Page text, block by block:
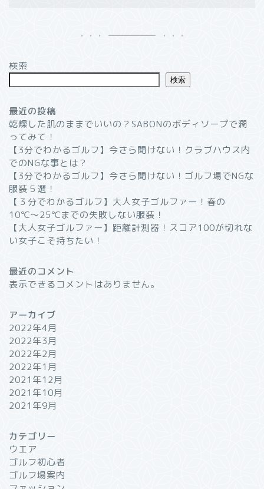
検索
検索
最近の投稿
乾燥した肌のままでいいの？SABONのボディソープで潤
ってみて！
【3分でわかるゴルフ】今さら聞けない！クラブハウス内
でのNGな事とは？
【3分でわかるゴルフ】今さら聞けない！ゴルフ場でNGな
服装５選！
【３分でわかるゴルフ】大人女子ゴルファー！春の
10℃〜25℃までの失敗しない服装！
【大人女子ゴルファー】距離計測器！スコア100が切れな
い女子こそ持ちたい！
最近のコメント
表示できるコメントはありません。
アーカイブ
2022年4月
2022年3月
2022年2月
2022年1月
2021年12月
2021年10月
2021年9月
カテゴリー
ウエア
ゴルフ初心者
ゴルフ場案内